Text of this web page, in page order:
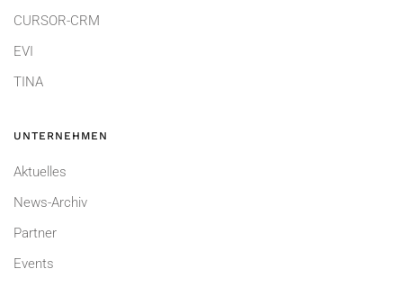
CURSOR-CRM
EVI
TINA
UNTERNEHMEN
Aktuelles
News-Archiv
Partner
Events